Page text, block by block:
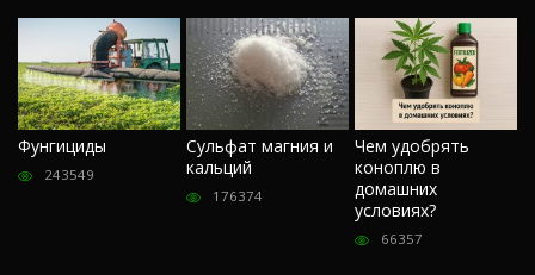
Фунгициды
243549
Сульфат магния и
кальций
176374
Чем удобрять
коноплю в
домашних
условиях?
66357